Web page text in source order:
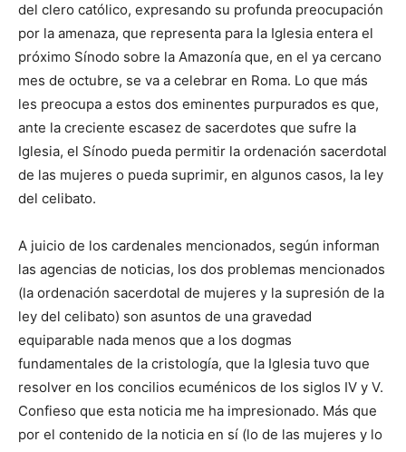
del clero católico, expresando su profunda preocupación
por la amenaza, que representa para la Iglesia entera el
próximo Sínodo sobre la Amazonía que, en el ya cercano
mes de octubre, se va a celebrar en Roma. Lo que más
les preocupa a estos dos eminentes purpurados es que,
ante la creciente escasez de sacerdotes que sufre la
Iglesia, el Sínodo pueda permitir la ordenación sacerdotal
de las mujeres o pueda suprimir, en algunos casos, la ley
del celibato.
A juicio de los cardenales mencionados, según informan
las agencias de noticias, los dos problemas mencionados
(la ordenación sacerdotal de mujeres y la supresión de la
ley del celibato) son asuntos de una gravedad
equiparable nada menos que a los dogmas
fundamentales de la cristología, que la Iglesia tuvo que
resolver en los concilios ecuménicos de los siglos IV y V.
Confieso que esta noticia me ha impresionado. Más que
por el contenido de la noticia en sí (lo de las mujeres y lo